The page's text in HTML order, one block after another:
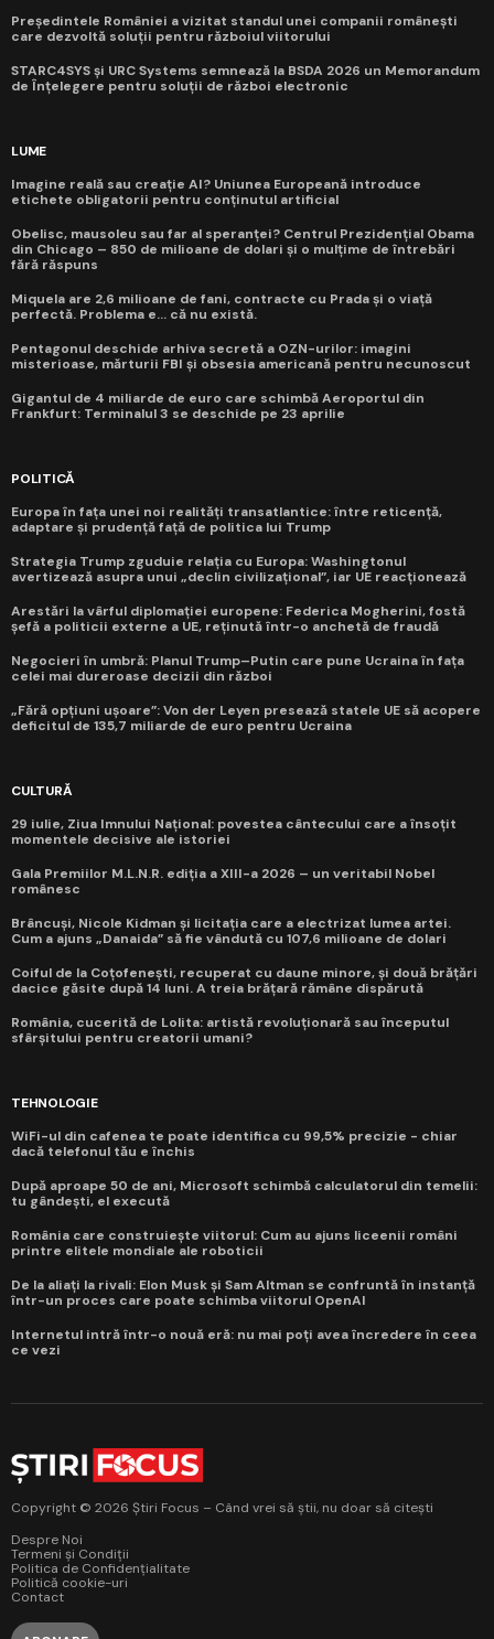
Președintele României a vizitat standul unei companii românești
care dezvoltă soluții pentru războiul viitorului
STARC4SYS și URC Systems semnează la BSDA 2026 un Memorandum
de Înțelegere pentru soluții de război electronic
LUME
Imagine reală sau creație AI? Uniunea Europeană introduce
etichete obligatorii pentru conținutul artificial
Obelisc, mausoleu sau far al speranței? Centrul Prezidențial Obama
din Chicago – 850 de milioane de dolari și o mulțime de întrebări
fără răspuns
Miquela are 2,6 milioane de fani, contracte cu Prada și o viață
perfectă. Problema e... că nu există.
Pentagonul deschide arhiva secretă a OZN-urilor: imagini
misterioase, mărturii FBI și obsesia americană pentru necunoscut
Gigantul de 4 miliarde de euro care schimbă Aeroportul din
Frankfurt: Terminalul 3 se deschide pe 23 aprilie
POLITICĂ
Europa în fața unei noi realități transatlantice: între reticență,
adaptare și prudență față de politica lui Trump
Strategia Trump zguduie relația cu Europa: Washingtonul
avertizează asupra unui „declin civilizațional”, iar UE reacționează
Arestări la vârful diplomației europene: Federica Mogherini, fostă
șefă a politicii externe a UE, reținută într-o anchetă de fraudă
Negocieri în umbră: Planul Trump–Putin care pune Ucraina în fața
celei mai dureroase decizii din război
„Fără opțiuni ușoare”: Von der Leyen presează statele UE să acopere
deficitul de 135,7 miliarde de euro pentru Ucraina
CULTURĂ
29 iulie, Ziua Imnului Național: povestea cântecului care a însoțit
momentele decisive ale istoriei
Gala Premiilor M.L.N.R. ediția a XIII-a 2026 – un veritabil Nobel
românesc
Brâncuși, Nicole Kidman și licitația care a electrizat lumea artei.
Cum a ajuns „Danaida” să fie vândută cu 107,6 milioane de dolari
Coiful de la Coțofenești, recuperat cu daune minore, și două brățări
dacice găsite după 14 luni. A treia brățară rămâne dispărută
România, cucerită de Lolita: artistă revoluționară sau începutul
sfârșitului pentru creatorii umani?
TEHNOLOGIE
WiFi-ul din cafenea te poate identifica cu 99,5% precizie - chiar
dacă telefonul tău e închis
După aproape 50 de ani, Microsoft schimbă calculatorul din temelii:
tu gândești, el execută
România care construiește viitorul: Cum au ajuns liceenii români
printre elitele mondiale ale roboticii
De la aliați la rivali: Elon Musk și Sam Altman se confruntă în instanță
într-un proces care poate schimba viitorul OpenAI
Internetul intră într-o nouă eră: nu mai poți avea încredere în ceea
ce vezi
Copyright © 2026 Știri Focus – Când vrei să știi, nu doar să citești
Despre Noi
Termeni și Condiții
Politica de Confidențialitate
Politică cookie-uri
Contact